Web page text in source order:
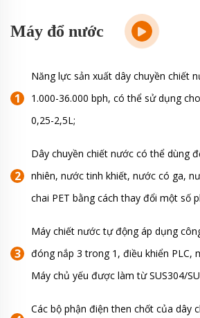
Máy đổ nước
Năng lực sản xuất dây chuyền chiết
1.000-36.000 bph, có thể sử dụng
0,25-2,5L;
Dây chuyền chiết nước có thể dùng
nhiên, nước tinh khiết, nước có ga,
chai PET bằng cách thay đổi một số
Máy chiết nước tự động áp dụng
đóng nắp 3 trong 1, điều khiển PLC,
Máy chủ yếu được làm từ SUS304/
Các bộ phận điện then chốt của dây